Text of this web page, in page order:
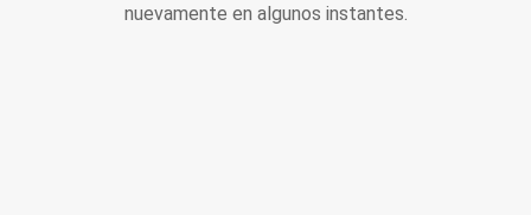
nuevamente en algunos instantes.